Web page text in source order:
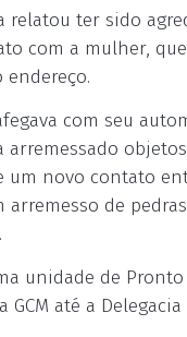
relatou ter sido
com a mulher,
com seu
um novo contato
arremesso de
unidade de
até a